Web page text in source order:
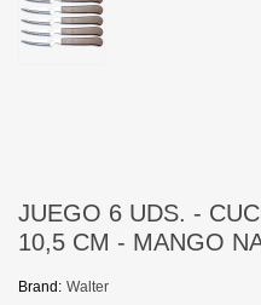
JUEGO 6 UDS. -
10,5 CM - MANGO
Brand: Walter